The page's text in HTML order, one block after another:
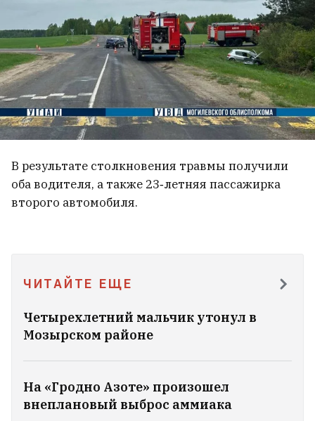
В результате столкновения травмы получили
оба водителя, а также 23‑летняя пассажирка
второго автомобиля.
ЧИТАЙТЕ ЕЩЕ
Четырехлетний мальчик утонул в
Мозырском районе
На «Гродно Азоте» произошел
внеплановый выброс аммиака
Большая партия обуви «Белвест»
сгорела при пожарах на складах
Wildberries
8